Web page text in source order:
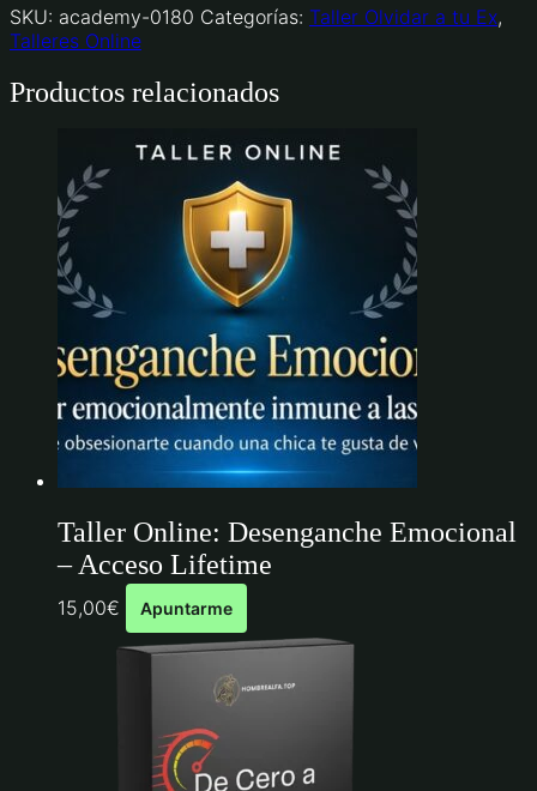
SKU: academy-0180 Categorías: Taller Olvidar a tu Ex,
Talleres Online
Productos relacionados
Taller Online: Desenganche Emocional
– Acceso Lifetime
15,00€ Apuntarme